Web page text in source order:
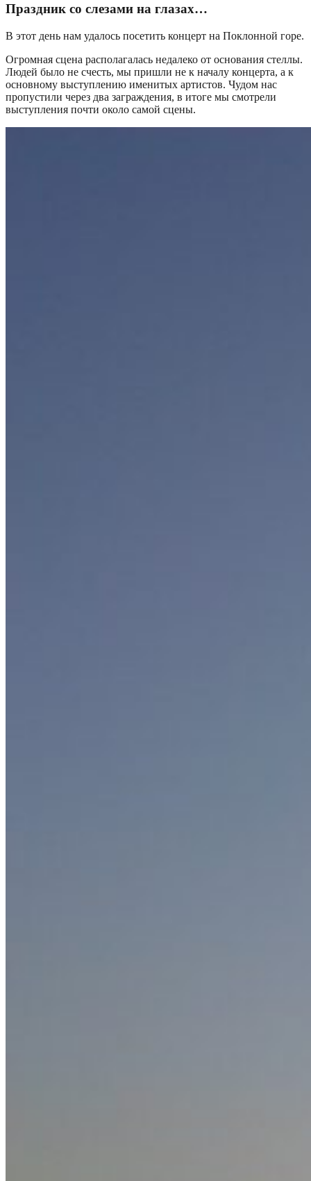
Праздник со слезами на глазах…
В этот день нам удалось посетить концерт на Поклонной горе.
Огромная сцена располагалась недалеко от основания стеллы.
Людей было не счесть, мы пришли не к началу концерта, а к
основному выступлению именитых артистов. Чудом нас
пропустили через два заграждения, в итоге мы смотрели
выступления почти около самой сцены.